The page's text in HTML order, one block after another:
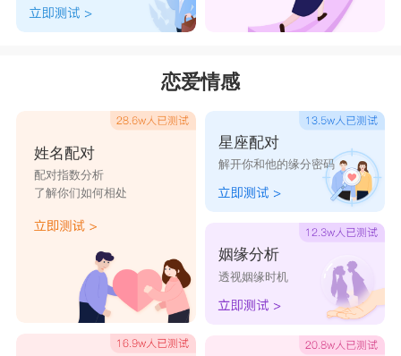
恋爱情感
姓名配对
配对指数分析
了解你们如何相处
星座配对
解开你和他的缘分密码
姻缘分析
透视姻缘时机